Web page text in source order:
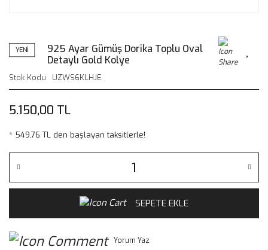
YENİ
925 Ayar Gümüş Dorika Toplu Oval
Detaylı Gold Kolye
Stok Kodu UZWS6KLHJE
5.150,00 TL
* 549,76 TL den başlayan taksitlerle!
SEPETE EKLE
Yorum Yaz